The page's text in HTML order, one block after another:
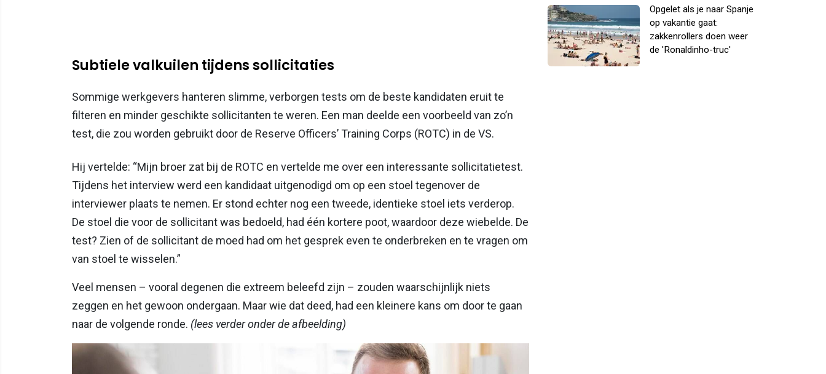
Subtiele valkuilen tijdens sollicitaties
Sommige werkgevers hanteren slimme, verborgen tests om de beste kandidaten eruit te
filteren en minder geschikte sollicitanten te weren. Een man deelde een voorbeeld van zo’n
test, die zou worden gebruikt door de Reserve Officers’ Training Corps (ROTC) in de VS.
Hij vertelde: “Mijn broer zat bij de ROTC en vertelde me over een interessante sollicitatietest.
Tijdens het interview werd een kandidaat uitgenodigd om op een stoel tegenover de
interviewer plaats te nemen. Er stond echter nog een tweede, identieke stoel iets verderop.
De stoel die voor de sollicitant was bedoeld, had één kortere poot, waardoor deze wiebelde. De
test? Zien of de sollicitant de moed had om het gesprek even te onderbreken en te vragen om
van stoel te wisselen.”
Veel mensen – vooral degenen die extreem beleefd zijn – zouden waarschijnlijk niets
zeggen en het gewoon ondergaan. Maar wie dat deed, had een kleinere kans om door te gaan
naar de volgende ronde. (lees verder onder de afbeelding)
Opgelet als je naar Spanje
op vakantie gaat:
zakkenrollers doen weer
de 'Ronaldinho-truc'